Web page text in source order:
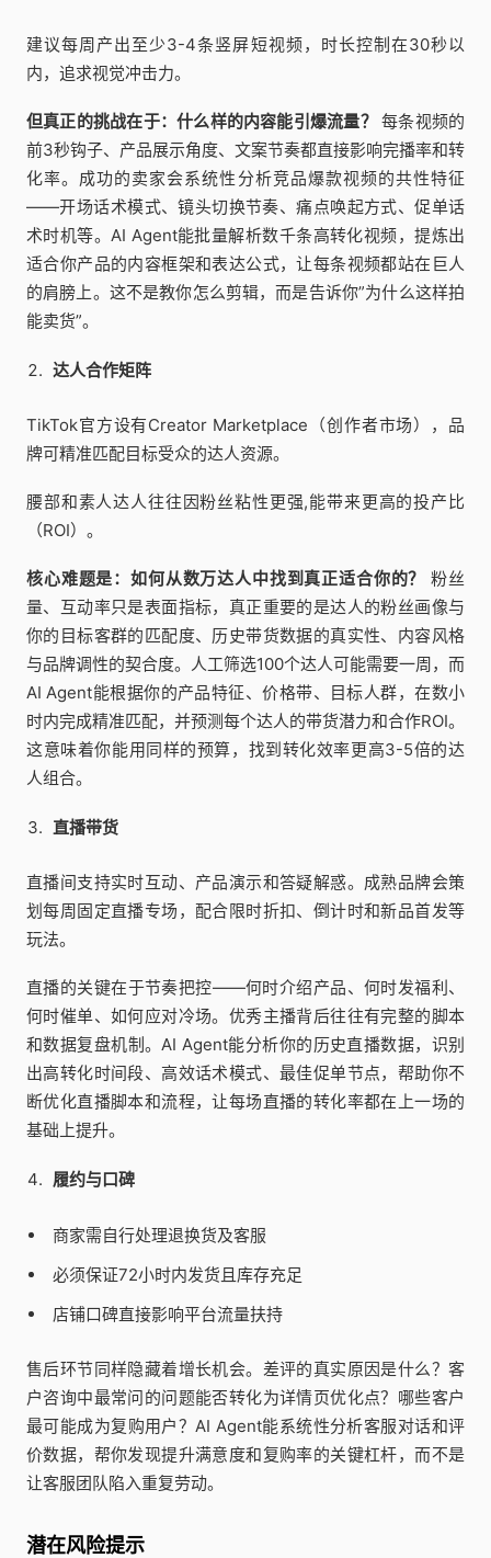
建议每周产出至少3-4条竖屏短视频，时长控制在30秒以
内，追求视觉冲击力。
但真正的挑战在于：什么样的内容能引爆流量？ 每条视频的
前3秒钩子、产品展示角度、文案节奏都直接影响完播率和转
化率。成功的卖家会系统性分析竞品爆款视频的共性特征
——开场话术模式、镜头切换节奏、痛点唤起方式、促单话
术时机等。AI Agent能批量解析数千条高转化视频，提炼出
适合你产品的内容框架和表达公式，让每条视频都站在巨人
的肩膀上。这不是教你怎么剪辑，而是告诉你”为什么这样拍
能卖货”。
达人合作矩阵
TikTok官方设有Creator Marketplace（创作者市场），品
牌可精准匹配目标受众的达人资源。
腰部和素人达人往往因粉丝粘性更强,能带来更高的投产比
（ROI）。
核心难题是：如何从数万达人中找到真正适合你的？
粉丝
量、互动率只是表面指标，真正重要的是达人的粉丝画像与
你的目标客群的匹配度、历史带货数据的真实性、内容风格
与品牌调性的契合度。人工筛选100个达人可能需要一周，而
AI Agent能根据你的产品特征、价格带、目标人群，在数小
时内完成精准匹配，并预测每个达人的带货潜力和合作ROI。
这意味着你能用同样的预算，找到转化效率更高3-5倍的达
人组合。
直播带货
直播间支持实时互动、产品演示和答疑解惑。成熟品牌会策
划每周固定直播专场，配合限时折扣、倒计时和新品首发等
玩法。
直播的关键在于节奏把控——何时介绍产品、何时发福利、
何时催单、如何应对冷场。优秀主播背后往往有完整的脚本
和数据复盘机制。AI Agent能分析你的历史直播数据，识别
出高转化时间段、高效话术模式、最佳促单节点，帮助你不
断优化直播脚本和流程，让每场直播的转化率都在上一场的
基础上提升。
履约与口碑
商家需自行处理退换货及客服
必须保证72小时内发货且库存充足
店铺口碑直接影响平台流量扶持
售后环节同样隐藏着增长机会。差评的真实原因是什么？客
户咨询中最常问的问题能否转化为详情页优化点？哪些客户
最可能成为复购用户？AI Agent能系统性分析客服对话和评
价数据，帮你发现提升满意度和复购率的关键杠杆，而不是
让客服团队陷入重复劳动。
潜在风险提示